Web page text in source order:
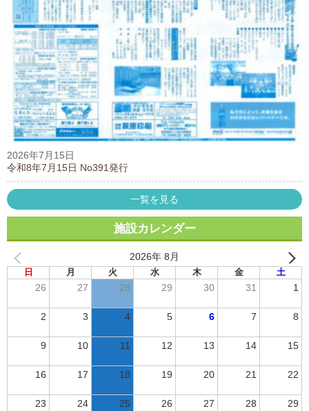
2026年7月15日
令和8年7月15日 No391発行
一覧を見る
施設カレンダー
2026年 8月
日 月 火 水 木 金 土
26 27 28 29 30 31 1
2 3 4 5 6 7 8
9 10 11 12 13 14 15
16 17 18 19 20 21 22
23 24 25 26 27 28 29